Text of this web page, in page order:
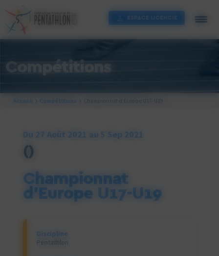
Compétitions
Du 27 Août 2021 au 5 Sep 2021
()
Championnat
d’Europe U17-U19
Discipline
Pentathlon